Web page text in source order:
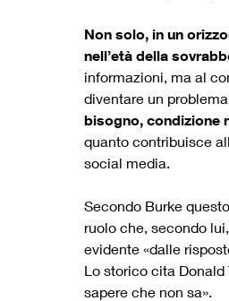
Non solo, in un
nell’età della
informazioni, ma al
diventare un problema.
bisogno, condizione
quanto contribuisce
social media.
Secondo Burke
ruolo che, secondo
evidente «dalle
Lo storico cita
sapere che non sa».